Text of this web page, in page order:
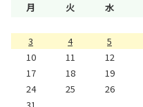
月 火 水
3
4 5
10
11 12
17
18 19
24
25 26